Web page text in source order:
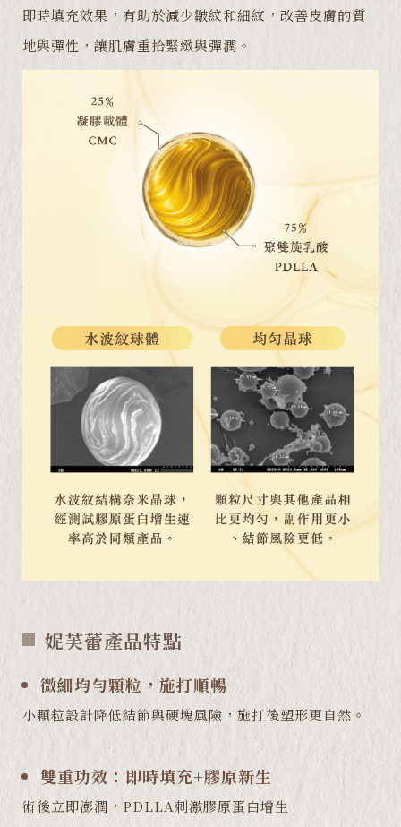
即時填充效果，有助於減少皺紋和細紋，改善皮膚的質
地與彈性，讓肌膚重拾緊緻與彈潤。
妮芙蕾產品特點
微細均勻顆粒，施打順暢
小顆粒設計降低結節與硬塊風險，施打後塑形更自然。
雙重功效：即時填充+膠原新生
術後立即澎潤，PDLLA刺激膠原蛋白增生